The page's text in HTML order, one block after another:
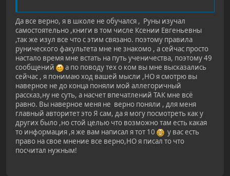
Да все верно, я в школе не обучался , Руны изучал
самостоятельно ,книги в том числе Ксении Евгеньевны
,так же изул все что с этим связано. поэтому правила
рунического факультета мне не знакомо , а сейчас просто
настало время мне встать на путь ученичества, поэтому 49
сообщений
а по поводу тех о ком вы мне высказались
сейчас , я понимаю ход вашей мысли ,НО я смотрю вы
наверное не до конца поняли мой аллегоричный
рассказ,ну не суть, а насчет впечатлений ТАК мне всё
равно. Вы наверное меня не верно поняли , для меня
главный авторитет это Я сам, да я могу посмотреть как у
других было ,но стой целью что возможно там есть какая
то информация ,я же вам написал я тот 10
у вас есть
право на свое мнение все верно,НО я писал то что
посчитал нужным!